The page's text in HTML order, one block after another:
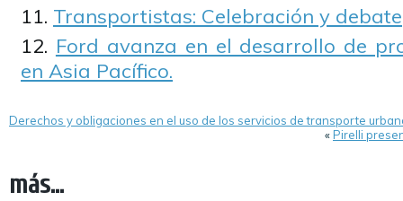
Transportistas: Celebración y debate
Ford avanza en el desarrollo de
en Asia Pacífico.
Derechos y obligaciones en el uso de los servicios de transporte
«Pirelli
más...